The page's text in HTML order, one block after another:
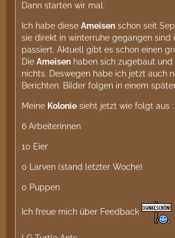
Dann starten wir mal:
Ich habe diese Ameisen schon seit
sie direkt in winterruhe gegangen sind
passiert. Aktuell gibt es schon einen
Die Ameisen haben sich zugebaut
nichts. Deswegen habe ich jetzt auch
Berichten. Bilder folgen in einem
Meine Kolonie sieht jetzt wie folgt aus :
6 Arbeiterinnen
10 Eier
0 Larven (stand letzter Woche)
0 Puppen
Ich freue mich über Feedback